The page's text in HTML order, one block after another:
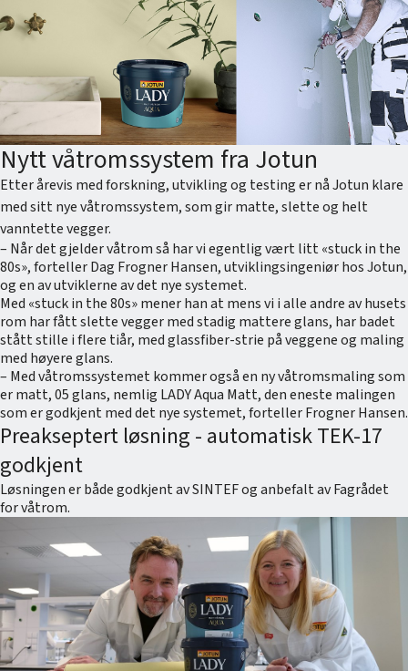
Nytt våtromssystem fra Jotun
Etter årevis med forskning, utvikling og testing er nå Jotun klare
med sitt nye våtromssystem, som gir matte, slette og helt
vanntette vegger.
– Når det gjelder våtrom så har vi egentlig vært litt «stuck in the
80s», forteller Dag Frogner Hansen, utviklingsingeniør hos Jotun,
og en av utviklerne av det nye systemet.
Med «stuck in the 80s» mener han at mens vi i alle andre av husets
rom har fått slette vegger med stadig mattere glans, har badet
stått stille i flere tiår, med glassfiber-strie på veggene og maling
med høyere glans.
– Med våtromssystemet kommer også en ny våtromsmaling som
er matt, 05 glans, nemlig LADY Aqua Matt, den eneste malingen
som er godkjent med det nye systemet, forteller Frogner Hansen.
Preakseptert løsning - automatisk TEK-17
godkjent
Løsningen er både godkjent av SINTEF og anbefalt av Fagrådet
for våtrom.